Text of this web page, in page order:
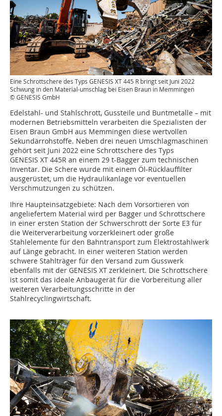
Eine Schrottschere des Typs GENESIS XT 445 R bringt seit Juni 2022
Schwung in den Material-umschlag bei Eisen Braun in Memmingen
© GENESIS GmbH
Edelstahl- und Stahlschrott, Gussteile und Buntmetalle – mit
modernen Betriebsmitteln verarbeiten die Spezialisten der
Eisen Braun GmbH aus Memmingen diese wertvollen
Sekundärrohstoffe. Neben drei neuen Umschlagmaschinen
gehört seit Juni 2022 eine Schrottschere des Typs
GENESIS XT 445R an einem 29 t-Bagger zum technischen
Inventar. Die Schere wurde mit einem Öl-Rücklauffilter
ausgerüstet, um die Hydraulikanlage vor eventuellen
Verschmutzungen zu schützen.
Ihre Haupteinsatzgebiete: Nach dem Vorsortieren von
angeliefertem Material wird per Bagger und Schrottschere
in einer ersten Station der Schwerschrott der Sorte E3 für
die Weiterverarbeitung vorzerkleinert oder große
Stahlelemente für den Bahntransport zum Elektrostahlwerk
auf Länge gebracht. In einer weiteren Station werden
schwere Stahlträger für den Versand zum Gusswerk
ebenfalls mit der GENESIS XT zerkleinert. Die Schrottschere
ist somit das ideale Anbaugerät für die Vorbereitung aller
weiteren Verarbeitungsschritte in der
Stahlrecyclingwirtschaft.